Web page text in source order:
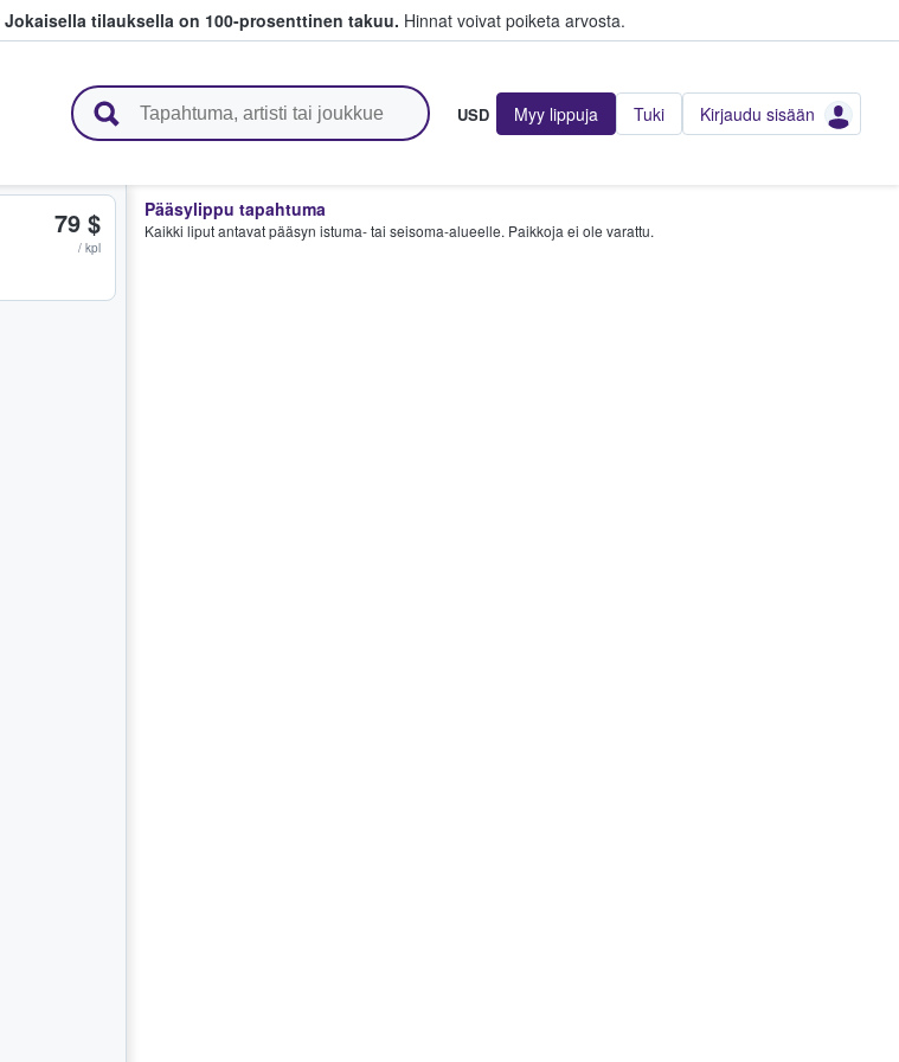
Jokaisella tilauksella on 100-prosenttinen takuu. Hinnat voivat poiketa arvosta.
USD Myy lippuja Tuki Kirjaudu sisään
79 $
/ kpl
Pääsylippu tapahtuma
Kaikki liput antavat pääsyn istuma- tai seisoma-alueelle. Paikkoja ei ole varattu.